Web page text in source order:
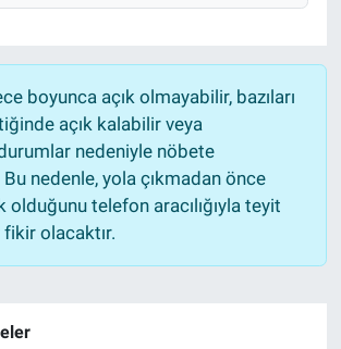
boyunca açık olmayabilir, bazıları
açık kalabilir veya
nedeniyle nöbete
nedenle, yola çıkmadan önce
olduğunu telefon aracılığıyla teyit
olacaktır.